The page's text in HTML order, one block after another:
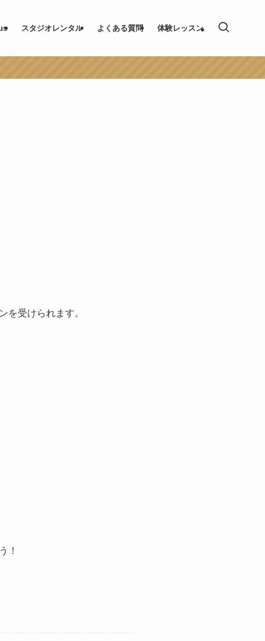
スタジオレンタル よくある質問 体験レッスン
を受けられます。
！